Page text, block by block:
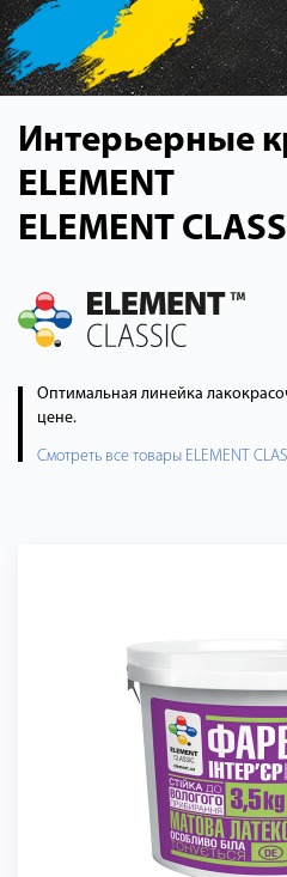
Интерьерные
ELEMENT
ELEMENT
Оптимальная линейка
цене.
Смотреть все товары ELEMENT